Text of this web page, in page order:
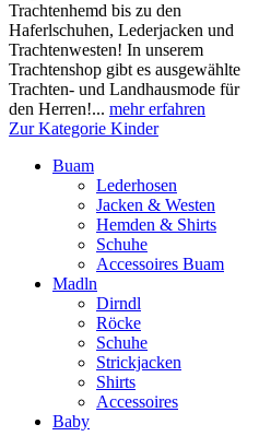
Trachtenhemd bis zu den
Haferlschuhen, Lederjacken und
Trachtenwesten! In unserem
Trachtenshop gibt es ausgewählte
Trachten- und Landhausmode für
den Herren!... mehr erfahren
Zur Kategorie Kinder
Buam
Lederhosen
Jacken & Westen
Hemden & Shirts
Schuhe
Accessoires Buam
Madln
Dirndl
Röcke
Schuhe
Strickjacken
Shirts
Accessoires
Baby